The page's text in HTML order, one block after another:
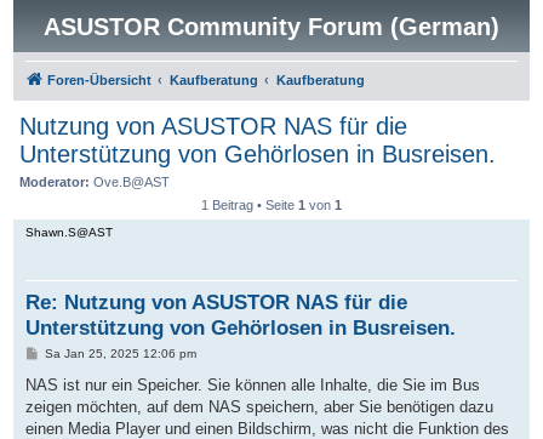
ASUSTOR Community Forum (German)
Foren-Übersicht Kaufberatung Kaufberatung
Nutzung von ASUSTOR NAS für die
Unterstützung von Gehörlosen in Busreisen.
Moderator: Ove.B@AST
1 Beitrag • Seite 1 von 1
Shawn.S@AST
Re: Nutzung von ASUSTOR NAS für die
Unterstützung von Gehörlosen in Busreisen.
B
i
r
a
Sa Jan 25, 2025 12:06 pm
NAS ist nur ein Speicher. Sie können alle Inhalte, die Sie im Bus
zeigen möchten, auf dem NAS speichern, aber Sie benötigen dazu
einen Media Player und einen Bildschirm, was nicht die Funktion des